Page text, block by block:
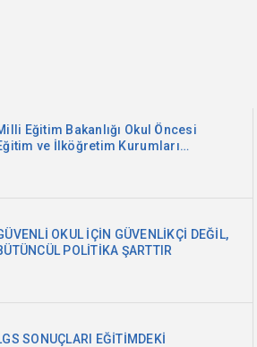
Eğitim Bakanlığı Okul Öncesi
ve İlköğretim Kurumları
OKUL İÇİN GÜVENLİKÇİ DEĞİL,
POLİTİKA ŞARTTIR
SONUÇLARI EĞİTİMDEKİ